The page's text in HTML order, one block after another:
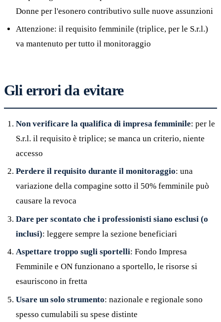
Donne per l'esonero contributivo sulle nuove assunzioni
Attenzione: il requisito femminile (triplice, per le S.r.l.)
va mantenuto per tutto il monitoraggio
Gli errori da evitare
Non verificare la qualifica di impresa femminile: per le
S.r.l. il requisito è triplice; se manca un criterio, niente
accesso
Perdere il requisito durante il monitoraggio: una
variazione della compagine sotto il 50% femminile può
causare la revoca
Dare per scontato che i professionisti siano esclusi (o
inclusi): leggere sempre la sezione beneficiari
Aspettare troppo sugli sportelli: Fondo Impresa
Femminile e ON funzionano a sportello, le risorse si
esauriscono in fretta
Usare un solo strumento: nazionale e regionale sono
spesso cumulabili su spese distinte